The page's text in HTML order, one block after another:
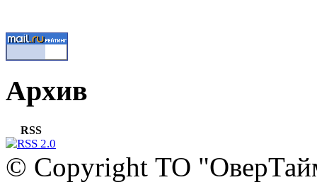
Архив
RSS
© Copyright ТО